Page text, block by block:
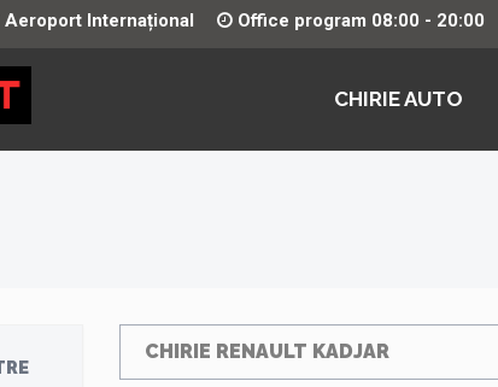
Internațional Office program 08:00 - 20:00
CHIRIE AUTO
CHIRIE RENAULT KADJAR